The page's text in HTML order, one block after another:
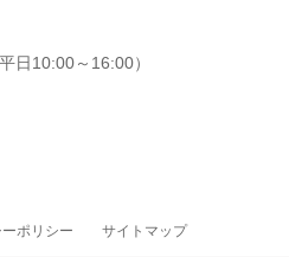
日10:00～16:00）
ポリシー サイトマップ